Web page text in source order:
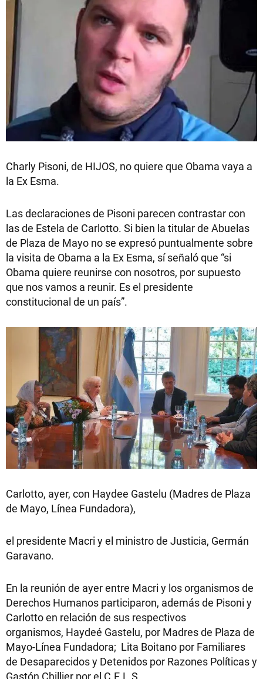
Charly Pisoni, de HIJOS, no quiere que Obama vaya a
la Ex Esma.
Las declaraciones de Pisoni parecen contrastar con
las de Estela de Carlotto. Si bien la titular de Abuelas
de Plaza de Mayo no se expresó puntualmente sobre
la visita de Obama a la Ex Esma, sí señaló que “si
Obama quiere reunirse con nosotros, por supuesto
que nos vamos a reunir. Es el presidente
constitucional de un país”.
Carlotto, ayer, con Haydee Gastelu (Madres de Plaza
de Mayo, Línea Fundadora),
el presidente Macri y el ministro de Justicia, Germán
Garavano.
En la reunión de ayer entre Macri y los organismos de
Derechos Humanos participaron, además de Pisoni y
Carlotto en relación de sus respectivos
organismos, Haydeé Gastelu, por Madres de Plaza de
Mayo-Línea Fundadora; Lita Boitano por Familiares
de Desaparecidos y Detenidos por Razones Políticas y
Gastón Chillier por el C.E.L.S.